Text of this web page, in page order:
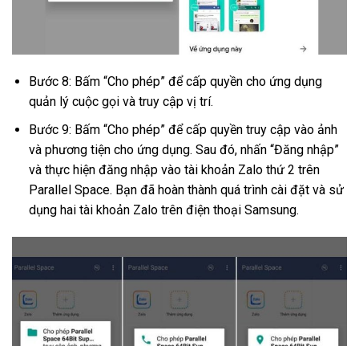
Bước 8: Bấm “Cho phép” để cấp quyền cho ứng dụng
quản lý cuộc gọi và truy cập vị trí.
Bước 9: Bấm “Cho phép” để cấp quyền truy cập vào ảnh
và phương tiện cho ứng dụng. Sau đó, nhấn “Đăng nhập”
và thực hiện đăng nhập vào tài khoản Zalo thứ 2 trên
Parallel Space. Bạn đã hoàn thành quá trình cài đặt và sử
dụng hai tài khoản Zalo trên điện thoại Samsung.